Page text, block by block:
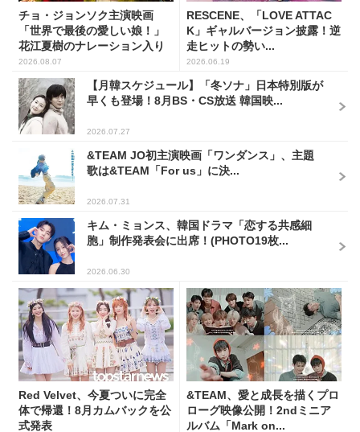
チョ・ジョンソク主演映画
「世界で最後の愛しい娘！」
花江夏樹のナレーション入り
予告...
2026.08.07
RESCENE、「LOVE ATTAC
K」ギャルバージョン披露！逆
走ヒットの勢い...
2026.06.19
【月韓スケジュール】「冬ソナ」日本特別版が
早くも登場！8月BS・CS放送 韓国映...
2026.07.27
&TEAM JO初主演映画「ワンダンス」、主題
歌は&TEAM「For us」に決...
2026.07.31
キム・ミョンス、韓国ドラマ「恋する共感細
胞」制作発表会に出席！(PHOTO19枚...
2026.06.30
Red Velvet、今夏ついに完全
体で帰還！8月カムバックを公
式発表
&TEAM、愛と成長を描くプロ
ローグ映像公開！2ndミニア
ルバム「Mark on...